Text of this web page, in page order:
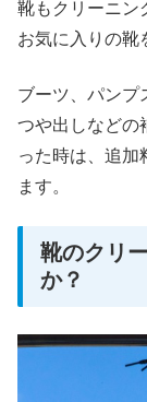
靴もクリーニン
お気に入りの靴
ブーツ、パンプ
つや出しなどの
った時は、追加
ます。
靴のクリ
か？